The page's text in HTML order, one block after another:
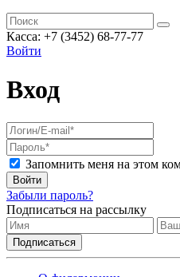
Касса: +7 (3452) 68-77-77
Войти
Вход
Запомнить меня на этом
Войти
Забыли пароль?
Подписаться на рассылку